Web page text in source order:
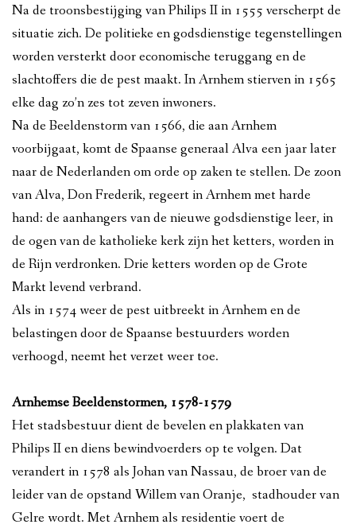
Na de troonsbestijging van Philips II in 1555 verscherpt de
situatie zich. De politieke en godsdienstige tegenstellingen
worden versterkt door economische teruggang en de
slachtoffers die de pest maakt. In Arnhem stierven in 1565
elke dag zo’n zes tot zeven inwoners.
Na de Beeldenstorm van 1566, die aan Arnhem
voorbijgaat, komt de Spaanse generaal Alva een jaar later
naar de Nederlanden om orde op zaken te stellen. De zoon
van Alva, Don Frederik, regeert in Arnhem met harde
hand: de aanhangers van de nieuwe godsdienstige leer, in
de ogen van de katholieke kerk zijn het ketters, worden in
de Rijn verdronken. Drie ketters worden op de Grote
Markt levend verbrand.
Als in 1574 weer de pest uitbreekt in Arnhem en de
belastingen door de Spaanse bestuurders worden
verhoogd, neemt het verzet weer toe.
Arnhemse Beeldenstormen, 1578-1579
Het stadsbestuur dient de bevelen en plakkaten van
Philips II en diens bewindvoerders op te volgen. Dat
verandert in 1578 als Johan van Nassau, de broer van de
leider van de opstand Willem van Oranje, stadhouder van
Gelre wordt. Met Arnhem als residentie voert de